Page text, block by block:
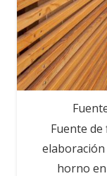
Fuente
elaboración
horno